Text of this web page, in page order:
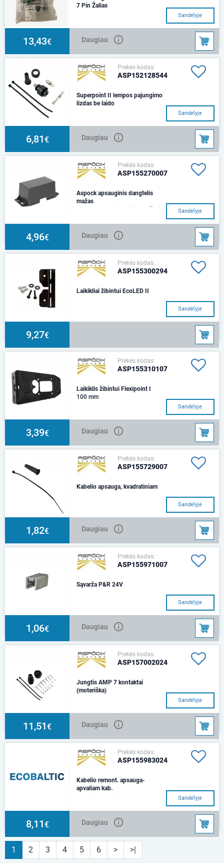
7 Pin Žalias
Sandėlyje
13,43€ Daugiau
Prekės kodas:
ASP152128544
Superpoint II lempos pajungimo
lizdas be laido
Sandėlyje
6,81€ Daugiau
Prekės kodas:
ASP155270007
Aspock apsauginis dangtelis
mažas
Tinka Europoint IIkairė / dešinė
Sandėlyje
4,96€ Daugiau
Prekės kodas:
ASP155300294
Laikikliai žibintui EcoLED II
Sandėlyje
9,27€
Prekės kodas:
ASP155310107
Laikiklis žibintui Flexipoint I
100 mm
Sandėlyje
3,39€ Daugiau
Prekės kodas:
ASP155729007
Kabelio apsauga, kvadratiniam
Sandėlyje
1,82€ Daugiau
Prekės kodas:
ASP155971007
Sąvarža P&R 24V
Sandėlyje
1,06€ Daugiau
Prekės kodas:
ASP157002024
Jungtis AMP 7 kontaktai
(moteriška)
Sandėlyje
11,51€ Daugiau
Prekės kodas:
ASP155983024
Kabelio remont. apsauga-
apvaliam kab.
Kabelio remontinė apsauga
vnt.
Sandėlyje
8,11€ Daugiau
1 2 3 4 5 6 >
>|